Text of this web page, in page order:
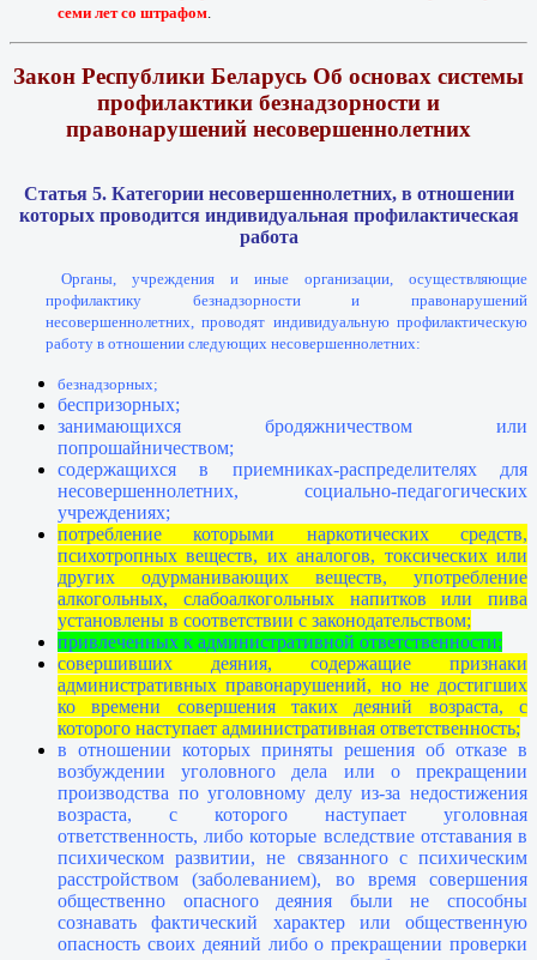
семи лет со штрафом
Закон Республики Беларусь Об основах системы
профилактики безнадзорности и
правонарушений несовершеннолетних
Статья 5. Категории несовершеннолетних, в отношении
которых проводится индивидуальная профилактическая
работа
Органы, учреждения и иные организации, осуществляющие
профилактику безнадзорности и правонарушений
несовершеннолетних, проводят индивидуальную профилактическую
работу в отношении следующих несовершеннолетних:
безнадзорных;
беспризорных;
занимающихся бродяжничеством или
попрошайничеством;
содержащихся в приемниках-распределителях для
несовершеннолетних, социально-педагогических
учреждениях;
потребление которыми наркотических средств,
психотропных веществ, их аналогов, токсических или
других одурманивающих веществ, употребление
алкогольных, слабоалкогольных напитков или пива
установлены в соответствии с законодательством;
привлеченных к административной ответственности;
совершивших деяния, содержащие признаки
административных правонарушений, но не достигших
ко времени совершения таких деяний возраста, с
которого наступает административная ответственность;
в отношении которых приняты решения об отказе в
возбуждении уголовного дела или о прекращении
производства по уголовному делу из-за недостижения
возраста, с которого наступает уголовная
ответственность, либо которые вследствие отставания в
психическом развитии, не связанного с психическим
расстройством (заболеванием), во время совершения
общественно опасного деяния были не способны
сознавать фактический характер или общественную
опасность своих деяний либо о прекращении проверки